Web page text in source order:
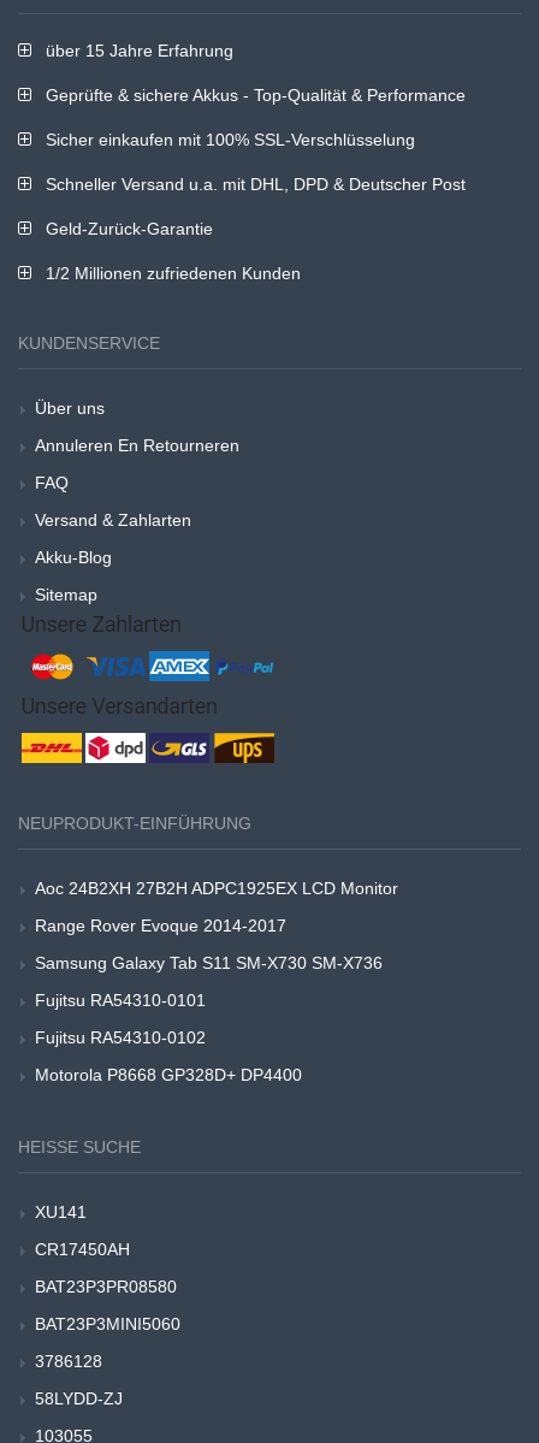
über 15 Jahre Erfahrung
Geprüfte & sichere Akkus - Top-Qualität & Performance
Sicher einkaufen mit 100% SSL-Verschlüsselung
Schneller Versand u.a. mit DHL, DPD & Deutscher Post
Geld-Zurück-Garantie
1/2 Millionen zufriedenen Kunden
KUNDENSERVICE
Über uns
Annuleren En Retourneren
FAQ
Versand & Zahlarten
Akku-Blog
Sitemap
NEUPRODUKT-EINFÜHRUNG
Aoc 24B2XH 27B2H ADPC1925EX LCD Monitor
Range Rover Evoque 2014-2017
Samsung Galaxy Tab S11 SM-X730 SM-X736
Fujitsu RA54310-0101
Fujitsu RA54310-0102
Motorola P8668 GP328D+ DP4400
HEISSE SUCHE
XU141
CR17450AH
BAT23P3PR08580
BAT23P3MINI5060
3786128
58LYDD-ZJ
103055